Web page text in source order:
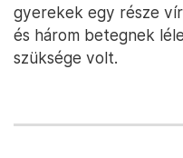
gyerekek egy része
és három betegnek
szüksége volt.